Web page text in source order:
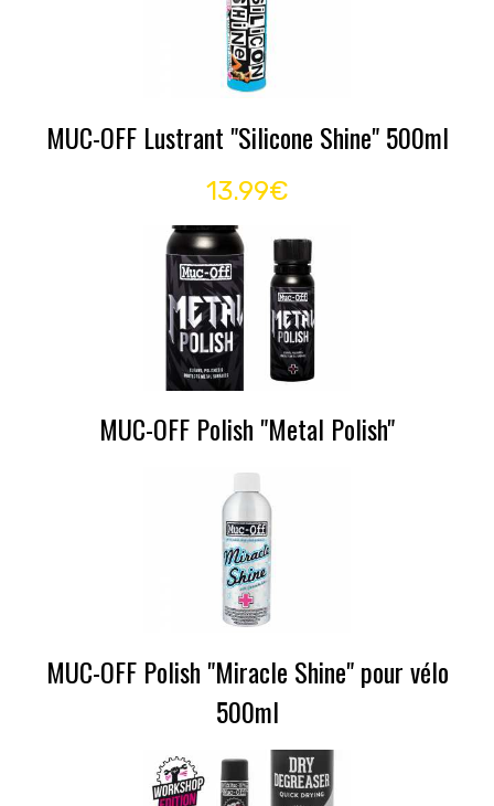
MUC-OFF Lustrant "Silicone Shine" 500ml
13.99€
MUC-OFF Polish "Metal Polish"
MUC-OFF Polish "Miracle Shine" pour vélo
500ml